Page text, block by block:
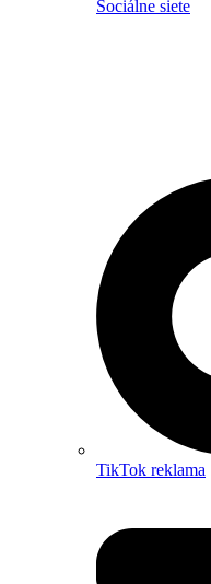
Sociálne siete
TikTok reklama